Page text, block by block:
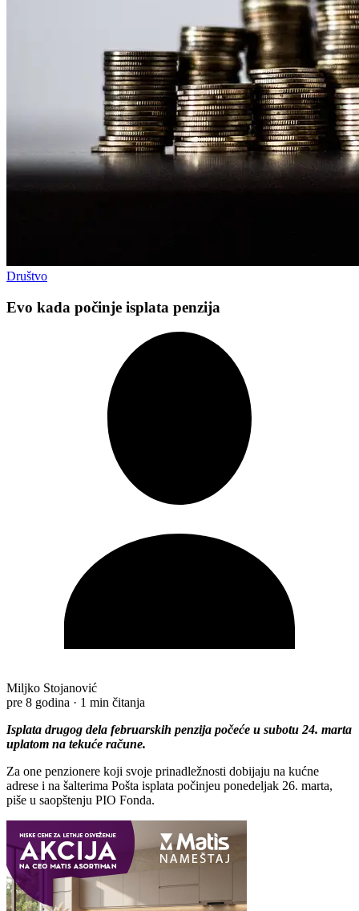
Društvo
Evo kada počinje isplata penzija
Miljko Stojanović
pre 8 godina · 1 min čitanja
Isplata drugog dela februarskih penzija počeće u subotu 24. marta
uplatom na tekuće račune.
Za one penzionere koji svoje prinadležnosti dobijaju na kućne
adrese i na šalterima Pošta isplata počinjeu ponedeljak 26. marta,
piše u saopštenju PIO Fonda.